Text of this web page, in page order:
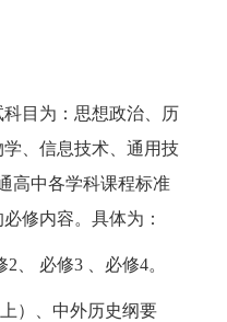
目为：思想政治、历
、信息技术、通用技
高中各学科课程标准
必修内容。具体为：
、 必修3 、必修4。
）、中外历史纲要